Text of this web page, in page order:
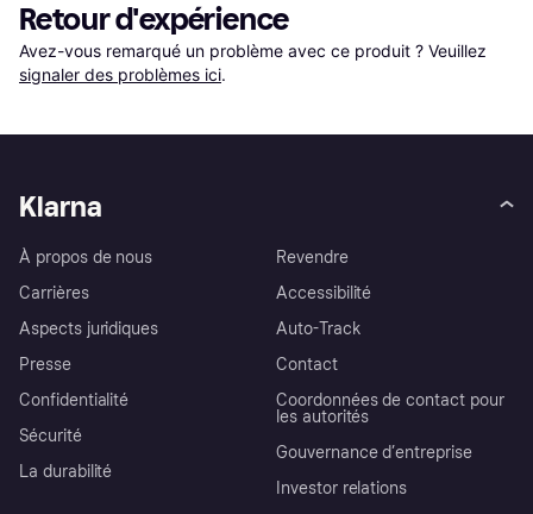
Retour d'expérience
Avez-vous remarqué un problème avec ce produit ? Veuillez
signaler des problèmes ici.
Klarna
À propos de nous
Carrières
Aspects juridiques
Presse
Confidentialité
Sécurité
La durabilité
Revendre
Accessibilité
Auto-Track
Contact
Coordonnées de contact pour
les autorités
Gouvernance d’entreprise
Investor relations